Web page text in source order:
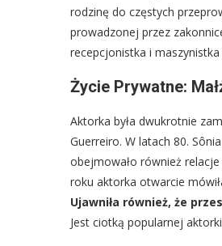
rodzinę do częstych
prowadzonej przez
recepcjonistka i
Życie Prywatne:
Aktorka była dwukrotnie
Guerreiro. W latach 80.
obejmowało również
roku aktorka otwarcie
Ujawniła również, że
Jest ciotką popularnej